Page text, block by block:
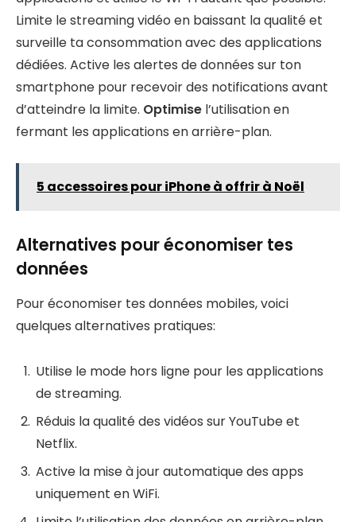
Limite le streaming vidéo en baissant la qualité et
surveille ta consommation avec des applications
dédiées. Active les alertes de données sur ton
smartphone pour recevoir des notifications avant
d’atteindre la limite. Optimise l’utilisation en
fermant les applications en arrière-plan.
5 accessoires pour iPhone à offrir à Noël
Alternatives pour économiser tes
données
Pour économiser tes données mobiles, voici
quelques alternatives pratiques:
Utilise le mode hors ligne pour les applications
de streaming.
Réduis la qualité des vidéos sur YouTube et
Netflix.
Active la mise à jour automatique des apps
uniquement en WiFi.